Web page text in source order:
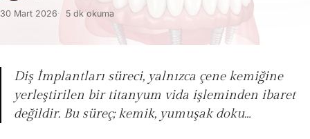
30 Mart 2026
5 dk okuma
Diş İmplantları süreci, yalnızca çene kemiğine
yerleştirilen bir titanyum vida işleminden ibaret
değildir. Bu süreç; kemik, yumuşak doku…